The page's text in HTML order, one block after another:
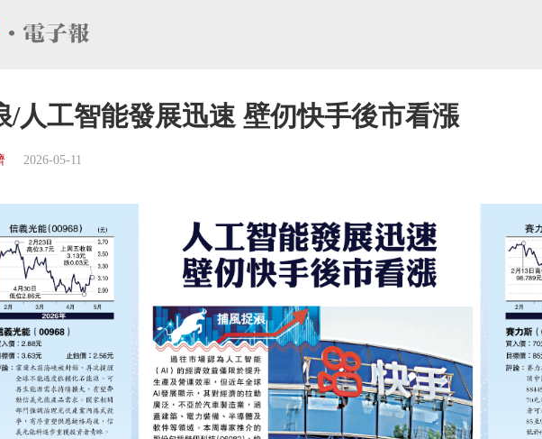
/人工智能發展迅速 壁仞快手後市看漲
2026-05-11